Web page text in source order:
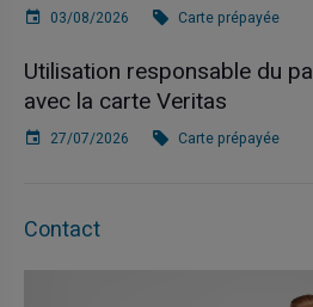
03/08/2026 Carte prépayée
Utilisation responsable du
avec la carte Veritas
27/07/2026 Carte prépayée
Contact